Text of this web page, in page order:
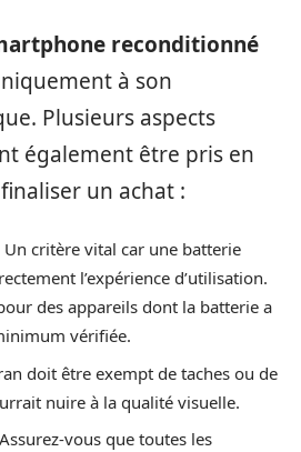
reconditionné
à son
Plusieurs aspects
également être pris en
un achat :
Un critère vital car une batterie
l’expérience d’utilisation.
des appareils dont la batterie a
vérifiée.
doit être exempt de taches ou de
nuire à la qualité visuelle.
vous que toutes les